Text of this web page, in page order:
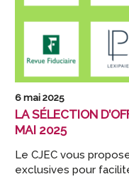
POUR
20
PROCHAINES
ANNÉES
6 mai 2025
LA SÉLECTION
MAI 2025
Le CJEC vous
exclusives pour